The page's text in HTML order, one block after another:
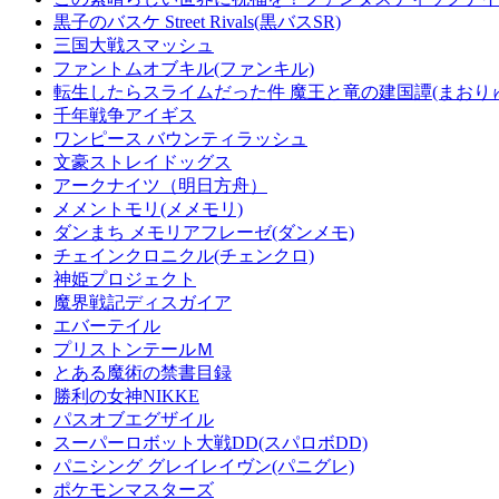
黒子のバスケ Street Rivals(黒バスSR)
三国大戦スマッシュ
ファントムオブキル(ファンキル)
転生したらスライムだった件 魔王と竜の建国譚(まおり
千年戦争アイギス
ワンピース バウンティラッシュ
文豪ストレイドッグス
アークナイツ（明日方舟）
メメントモリ(メメモリ)
ダンまち メモリアフレーゼ(ダンメモ)
チェインクロニクル(チェンクロ)
神姫プロジェクト
魔界戦記ディスガイア
エバーテイル
プリストンテールＭ
とある魔術の禁書目録
勝利の女神NIKKE
パスオブエグザイル
スーパーロボット大戦DD(スパロボDD)
パニシング グレイレイヴン(パニグレ)
ポケモンマスターズ